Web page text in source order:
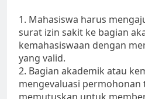
1. Mahasiswa harus
surat izin sakit ke bagian
kemahasiswaan dengan
yang valid.
2. Bagian akademik atau
mengevaluasi permohonan